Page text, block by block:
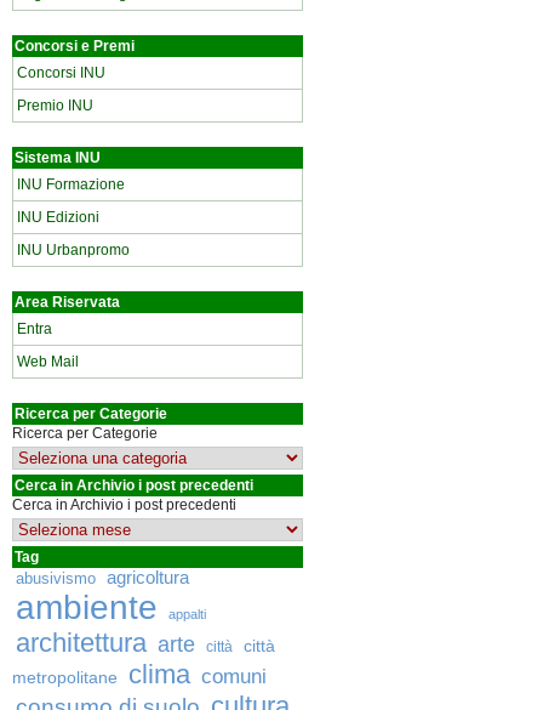
Concorsi e Premi
Concorsi INU
Premio INU
Sistema INU
INU Formazione
INU Edizioni
INU Urbanpromo
Area Riservata
Entra
Web Mail
Ricerca per Categorie
Ricerca per Categorie
Cerca in Archivio i post precedenti
Cerca in Archivio i post precedenti
Tag
abusivismo agricoltura
ambiente appalti
architettura arte città
città
metropolitane
clima comuni